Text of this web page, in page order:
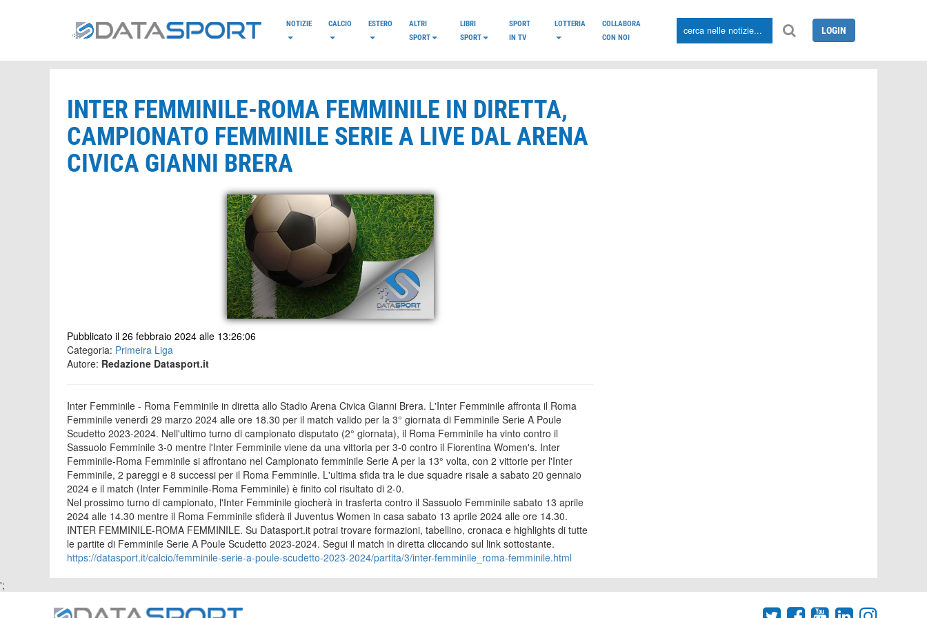
NOTIZIE CALCIO ESTERO
ALTRI
SPORT
LIBRI
SPORT
SPORT
IN TV
LOTTERIA
COLLABORA
CON NOI
LOGIN
INTER FEMMINILE-ROMA FEMMINILE IN DIRETTA,
CAMPIONATO FEMMINILE SERIE A LIVE DAL ARENA
CIVICA GIANNI BRERA
Pubblicato il 26 febbraio 2024 alle 13:26:06
Categoria: Primeira Liga
Autore: Redazione Datasport.it
Inter Femminile - Roma Femminile in diretta allo Stadio Arena Civica Gianni Brera. L'Inter Femminile affronta il Roma
Femminile venerdì 29 marzo 2024 alle ore 18.30 per il match valido per la 3° giornata di Femminile Serie A Poule
Scudetto 2023-2024. Nell'ultimo turno di campionato disputato (2° giornata), il Roma Femminile ha vinto contro il
Sassuolo Femminile 3-0 mentre l'Inter Femminile viene da una vittoria per 3-0 contro il Fiorentina Women's. Inter
Femminile-Roma Femminile si affrontano nel Campionato femminile Serie A per la 13° volta, con 2 vittorie per l'Inter
Femminile, 2 pareggi e 8 successi per il Roma Femminile. L'ultima sfida tra le due squadre risale a sabato 20 gennaio
2024 e il match (Inter Femminile-Roma Femminile) è finito col risultato di 2-0.
Nel prossimo turno di campionato, l'Inter Femminile giocherà in trasferta contro il Sassuolo Femminile sabato 13 aprile
2024 alle 14.30 mentre il Roma Femminile sfiderà il Juventus Women in casa sabato 13 aprile 2024 alle ore 14.30.
INTER FEMMINILE-ROMA FEMMINILE. Su Datasport.it potrai trovare formazioni, tabellino, cronaca e highlights di tutte
le partite di Femminile Serie A Poule Scudetto 2023-2024. Segui il match in diretta cliccando sul link sottostante.
https://datasport.it/calcio/femminile-serie-a-poule-scudetto-2023-2024/partita/3/inter-femminile_roma-femminile.html
';